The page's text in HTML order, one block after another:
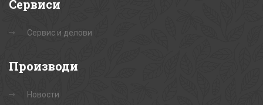
Сервиси
Сервис и делови
Производи
Новости